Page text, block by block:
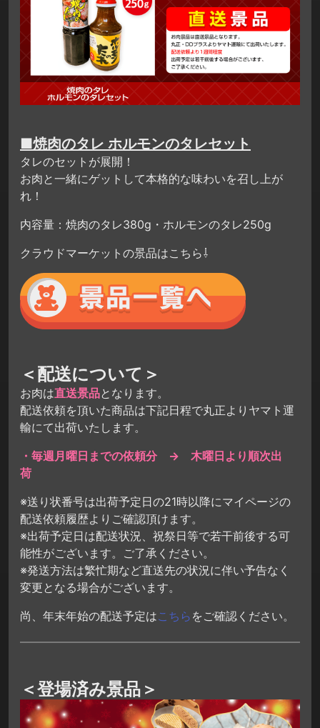
■焼肉のタレ ホルモンのタレセット
タレのセットが展開！
お肉と一緒にゲットして本格的な味わいを召し上が
れ！
内容量：焼肉のタレ380g・ホルモンのタレ250g
クラウドマーケットの景品はこちら⇩
＜配送について＞
お肉は直送景品となります。
配送依頼を頂いた商品は下記日程で丸正よりヤマト運
輸にて出荷いたします。
・毎週月曜日までの依頼分 → 木曜日より順次出
荷
※送り状番号は出荷予定日の21時以降にマイページの
配送依頼履歴よりご確認頂けます。
※出荷予定日は配送状況、祝祭日等で若干前後する可
能性がございます。ご了承ください。
※発送方法は繁忙期など直送先の状況に伴い予告なく
変更となる場合がございます。
尚、年末年始の配送予定はこちら をご確認ください。
＜登場済み景品＞